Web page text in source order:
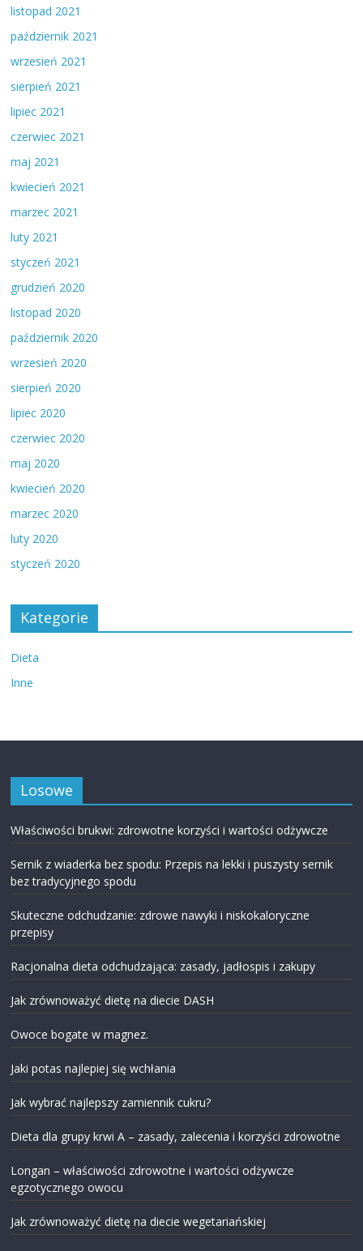
listopad 2021
październik 2021
wrzesień 2021
sierpień 2021
lipiec 2021
czerwiec 2021
maj 2021
kwiecień 2021
marzec 2021
luty 2021
styczeń 2021
grudzień 2020
listopad 2020
październik 2020
wrzesień 2020
sierpień 2020
lipiec 2020
czerwiec 2020
maj 2020
kwiecień 2020
marzec 2020
luty 2020
styczeń 2020
Kategorie
Dieta
Inne
Losowe
Właściwości brukwi: zdrowotne korzyści i wartości odżywcze
Sernik z wiaderka bez spodu: Przepis na lekki i puszysty sernik
bez tradycyjnego spodu
Skuteczne odchudzanie: zdrowe nawyki i niskokaloryczne
przepisy
Racjonalna dieta odchudzająca: zasady, jadłospis i zakupy
Jak zrównoważyć dietę na diecie DASH
Owoce bogate w magnez.
Jaki potas najlepiej się wchłania
Jak wybrać najlepszy zamiennik cukru?
Dieta dla grupy krwi A – zasady, zalecenia i korzyści zdrowotne
Longan – właściwości zdrowotne i wartości odżywcze
egzotycznego owocu
Jak zrównoważyć dietę na diecie wegetariańskiej